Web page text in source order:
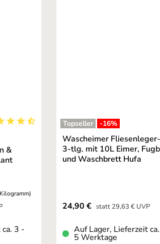
Bewertung von 4.95 von 5
&
3 -
Topseller -16%
Wascheimer
3-tlg. mit 10L Eimer,
und Waschbrett Hufa
Verkaufspreis:
24,90 € statt Regulärer Preis:
29,63 € UVP
Auf Lager, Lieferzeit
5 Werktage